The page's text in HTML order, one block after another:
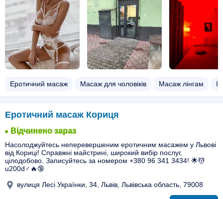
Еротичний масаж Масаж для чоловіків Масаж лінгам
Еротичний масаж Кориця
Відчинено зараз
Насолоджуйтесь неперевершеним еротичним масажем у Львові
від Кориці! Справжні майстрині, широкий вибір послуг,
цілодобово. Записуйтесь за номером +380 96 341 3434! 🌟💆
u200d♂️🔥🔞
вулиця Лесі Українки, 34, Львів, Львівська область, 79008